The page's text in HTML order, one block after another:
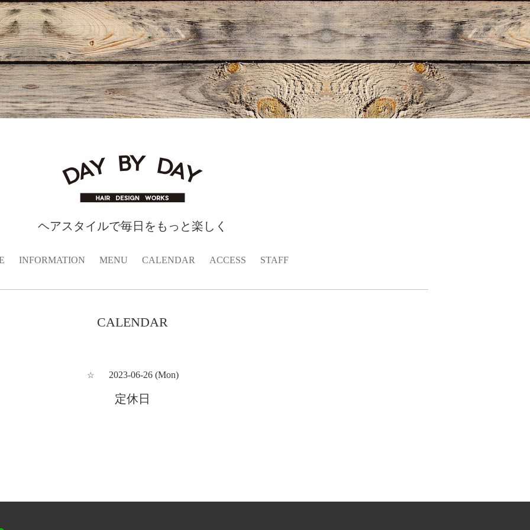
ヘアスタイルで毎日をもっと楽しく
INFORMATION MENU CALENDAR ACCESS STAFF
CALENDAR
☆ 2023-06-26 (Mon)
定休日